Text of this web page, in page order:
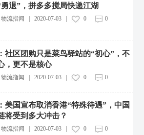
退”，拼多多搅局快递江湖
物流指闻 2020-07-03| 0 0
社区团购只是菜鸟驿站的“初心”，不
，更不是核心
物流指闻 2020-07-03| 0 0
美国宣布取消香港“特殊待遇”，中国
将受到多大冲击？
物流指闻 2020-07-03| 0 0